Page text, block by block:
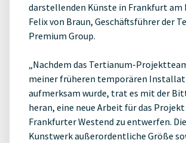
darstellenden Künste in Frankfurt am
Felix von Braun, Geschäftsführer der
Premium Group.
„Nachdem das Tertianum-
meiner früheren temporären
aufmerksam wurde, trat es mit der
heran, eine neue Arbeit für das
Frankfurter Westend zu entwerfen.
Kunstwerk außerordentliche Größe